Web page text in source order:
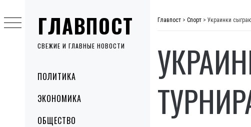
ГЛАВПОСТ
СВЕЖИЕ И ГЛАВНЫЕ НОВОСТИ
MenuПОЛИТИКА
ЭКОНОМИКА
ОБЩЕСТВО
to
content
Главпост > Спорт > Украинки